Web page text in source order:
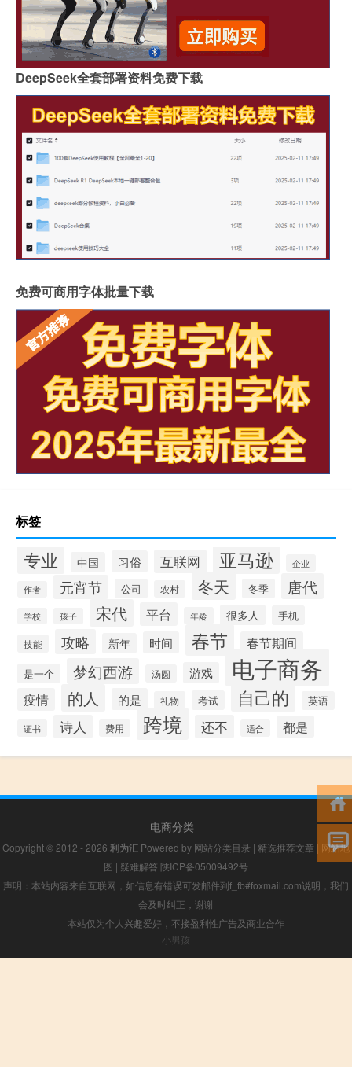
DeepSeek全套部署资料免费下载
免费可商用字体批量下载
标签
专业 中国 习俗 互联网 亚马逊 企业
作者 元宵节 公司 农村 冬天 冬季 唐代
学校 孩子 宋代 平台 年龄 很多人 手机
技能 攻略 新年 时间 春节 春节期间
是一个 梦幻西游 汤圆 游戏 电子商务
疫情 的人 的是 礼物 考试 自己的 英语
证书 诗人 费用 跨境 还不 适合 都是
电商分类
Copyright © 2012 - 2026 利为汇 Powered by 网站分类目录 | 精选推荐文章 | 网站地
图 | 疑难解答 陕ICP备05009492号
声明：本站内容来自互联网，如信息有错误可发邮件到f_fb#foxmail.com说明，我们
会及时纠正，谢谢
本站仅为个人兴趣爱好，不接盈利性广告及商业合作
小男孩